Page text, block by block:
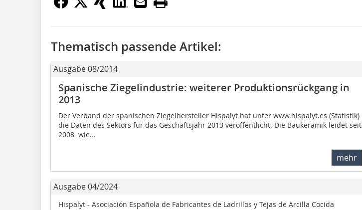
Thematisch passende Artikel:
Ausgabe 08/2014
Spanische Ziegelindustrie: weiterer Produktionsrückgang in
2013
Der Verband der spanischen Ziegelhersteller Hispalyt hat unter www.hispalyt.es (Statistik)
die Daten des Sektors für das Geschäftsjahr 2013 veröffentlicht. Die Baukeramik leidet seit
2008  wie...
mehr
Ausgabe 04/2024
Hispalyt - Asociación Española de Fabricantes de Ladrillos y Tejas de Arcilla Cocida